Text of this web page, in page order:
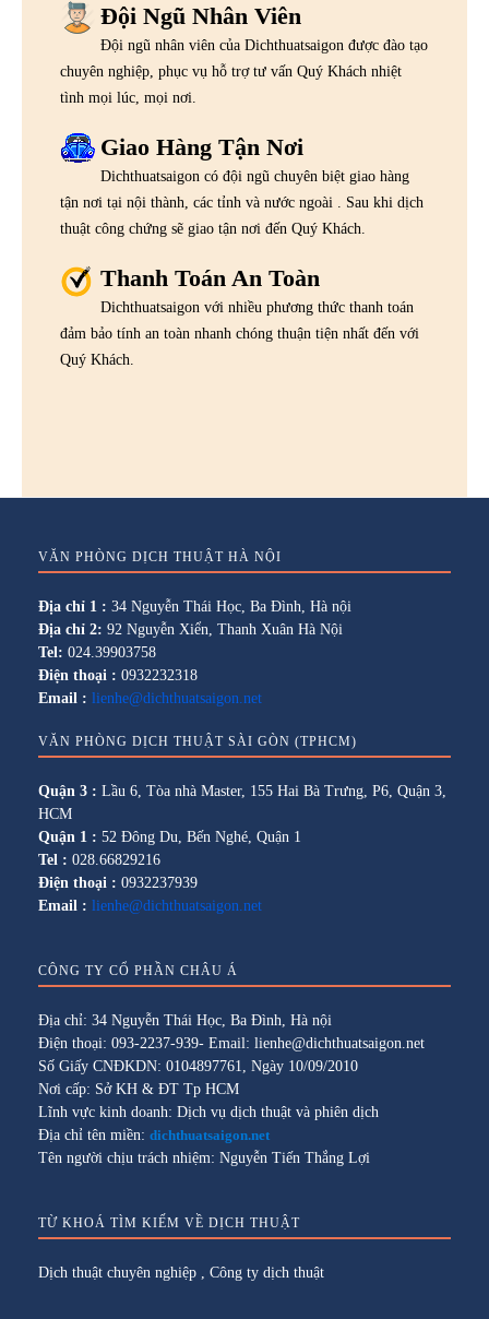
Đội Ngũ Nhân Viên
Đội ngũ nhân viên của Dichthuatsaigon được đào tạo
chuyên nghiệp, phục vụ hỗ trợ tư vấn Quý Khách nhiệt
tình mọi lúc, mọi nơi.
Giao Hàng Tận Nơi
Dichthuatsaigon có đội ngũ chuyên biệt giao hàng
tận nơi tại nội thành, các tỉnh và nước ngoài . Sau khi dịch
thuật công chứng sẽ giao tận nơi đến Quý Khách.
Thanh Toán An Toàn
Dichthuatsaigon với nhiều phương thức thanh toán
đảm bảo tính an toàn nhanh chóng thuận tiện nhất đến với
Quý Khách.
VĂN PHÒNG DỊCH THUẬT HÀ NỘI
Địa chỉ 1 : 34 Nguyễn Thái Học, Ba Đình, Hà nội
Địa chỉ 2: 92 Nguyễn Xiển, Thanh Xuân Hà Nội
Tel: 024.39903758
Điện thoại : 0932232318
Email : lienhe@dichthuatsaigon.net
VĂN PHÒNG DỊCH THUẬT SÀI GÒN (TPHCM)
Quận 3 : Lầu 6, Tòa nhà Master, 155 Hai Bà Trưng, P6, Quận 3,
HCM
Quận 1 : 52 Đông Du, Bến Nghé, Quận 1
Tel : 028.66829216
Điện thoại : 0932237939
Email : lienhe@dichthuatsaigon.net
CÔNG TY CỔ PHẦN CHÂU Á
Địa chỉ: 34 Nguyễn Thái Học, Ba Đình, Hà nội
Điện thoại: 093-2237-939- Email: lienhe@dichthuatsaigon.net
Số Giấy CNĐKDN: 0104897761, Ngày 10/09/2010
Nơi cấp: Sở KH & ĐT Tp HCM
Lĩnh vực kinh doanh: Dịch vụ dịch thuật và phiên dịch
Địa chỉ tên miền: dichthuatsaigon.net
Tên người chịu trách nhiệm: Nguyễn Tiến Thắng Lợi
TỪ KHOÁ TÌM KIẾM VỀ DỊCH THUẬT
Dịch thuật chuyên nghiệp Công ty dịch thuật